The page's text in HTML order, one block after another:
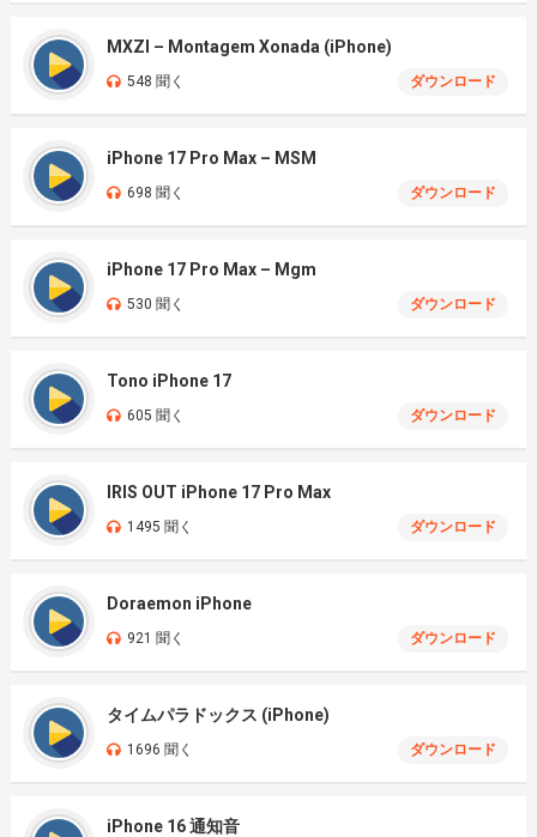
MXZI – Montagem Xonada (iPhone)
548 聞く ダウンロード
iPhone 17 Pro Max – MSM
698 聞く ダウンロード
iPhone 17 Pro Max – Mgm
530 聞く ダウンロード
Tono iPhone 17
605 聞く ダウンロード
IRIS OUT iPhone 17 Pro Max
1495 聞く ダウンロード
Doraemon iPhone
921 聞く ダウンロード
タイムパラドックス (iPhone)
1696 聞く ダウンロード
iPhone 16 通知音